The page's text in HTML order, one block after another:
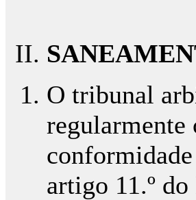
O tribunal
regularmente
artigo 11.º